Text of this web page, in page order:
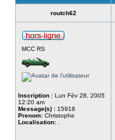
routch62
MCC RS
Inscription : Lun Fév 28, 2005
12:20 am
Message(s) : 15918
Prenom: Christophe
Localisation: